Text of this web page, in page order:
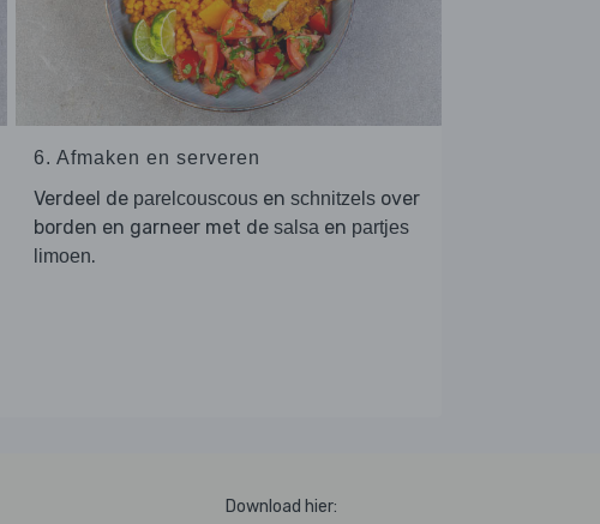
6. Afmaken en serveren
Verdeel de parelcouscous en schnitzels over
borden en garneer met de salsa en partjes
limoen.
Download hier: